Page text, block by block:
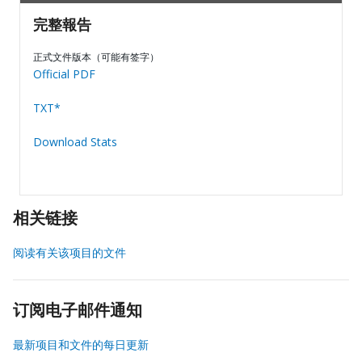
完整報告
正式文件版本（可能有签字）
Official PDF
TXT*
Download Stats
相关链接
阅读有关该项目的文件
订阅电子邮件通知
最新项目和文件的每日更新